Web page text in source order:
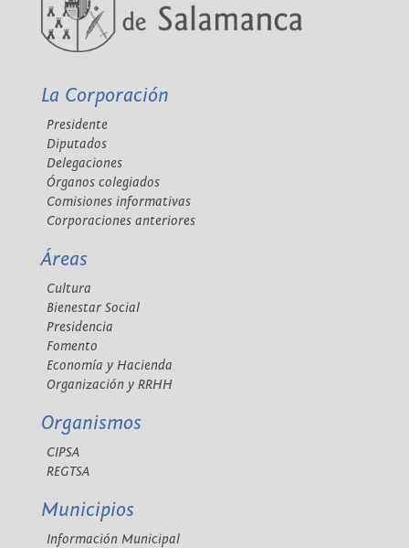
La Corporación
Presidente
Diputados
Delegaciones
Órganos colegiados
Comisiones informativas
Corporaciones anteriores
Áreas
Cultura
Bienestar Social
Presidencia
Fomento
Economía y Hacienda
Organización y RRHH
Organismos
CIPSA
REGTSA
Municipios
Información Municipal